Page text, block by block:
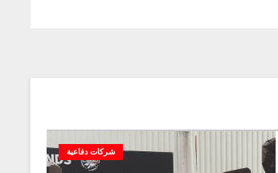
شركات دفاعية